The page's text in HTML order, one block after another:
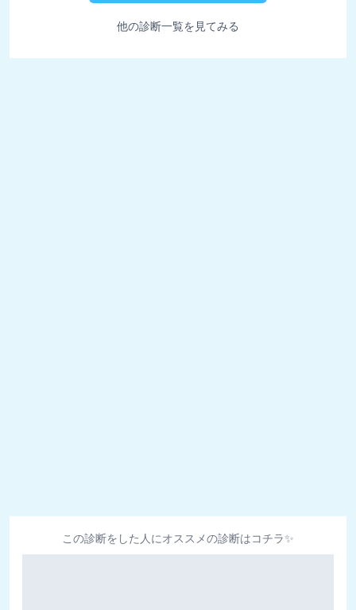
他の診断一覧を見てみる
この診断をした人にオススメの診断はコチラ✨